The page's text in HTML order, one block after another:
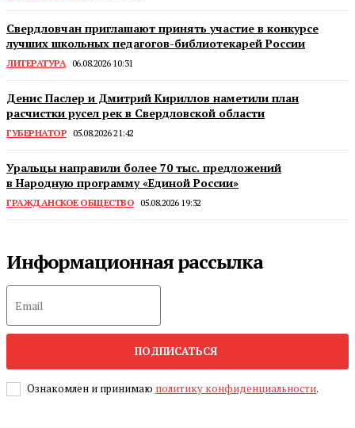
Свердловчан приглашают принять участие в конкурсе
лучших школьных педагогов-библиотекарей России
ЛИТЕРАТУРА 06.08.2026 10:31
Денис Паслер и Дмитрий Кириллов наметили план
расчистки русел рек в Свердловской области
ГУБЕРНАТОР 05.08.2026 21:42
Уральцы направили более 70 тыс. предложений
в Народную программу «Единой России»
ГРАЖДАНСКОЕ ОБЩЕСТВО 05.08.2026 19:32
Информационная рассылка
ПОДПИСАТЬСЯ
Ознакомлен и принимаю политику конфиденциальности.